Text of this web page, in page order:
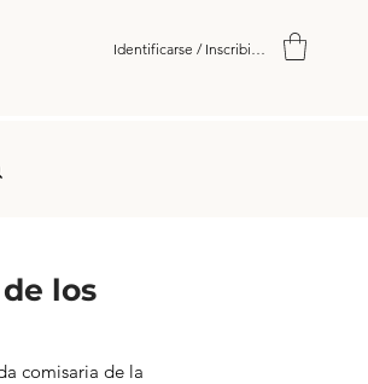
Identificarse / Inscribirse
los
comisaria de la